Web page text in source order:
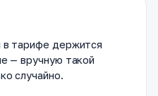
в тарифе держится
— вручную такой
случайно.